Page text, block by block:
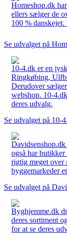
Homeshop.dk
ellers sælger de
100 %
Se udvalget på
10-4.dk er en
Ringkøbing,
Derudover
webshop. 10-
deres udvalg.
Se udvalget på 10-
også har
rigtig meget over
byggemarkeder
Se udvalget på
Byghjemme.dk
deres sortiment
for at se deres